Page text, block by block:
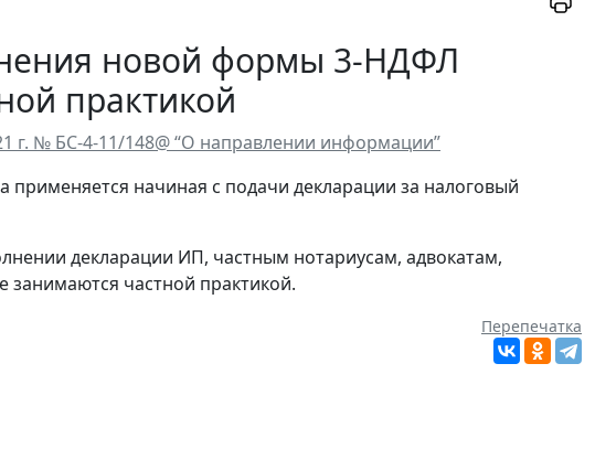
новой формы 3-НДФЛ
практикой
г. № БС-4-11/148@ “О направлении информации”
начиная с подачи декларации за налоговый
декларации ИП, частным нотариусам, адвокатам,
частной практикой.
Перепечатка